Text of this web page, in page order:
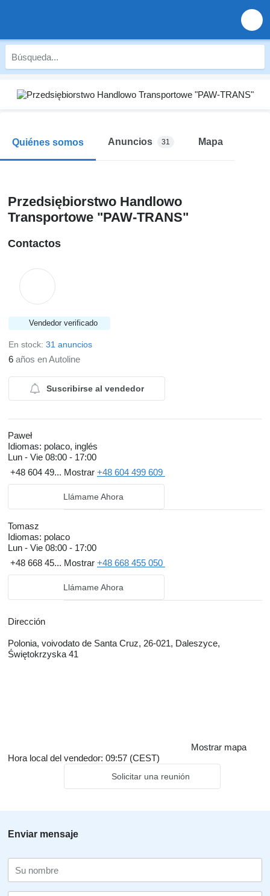
Quiénes somos Anuncios 31 Mapa
Przedsiębiorstwo Handlowo
Transportowe "PAW-TRANS"
Contactos
Vendedor verificado
En stock: 31 anuncios
6 años en Autoline
Suscribirse al vendedor
Paweł
Idiomas: polaco, inglés
Lun - Vie 08:00 - 17:00
+48 604 49... Mostrar +48 604 499 609
Llámame Ahora
Tomasz
Idiomas: polaco
Lun - Vie 08:00 - 17:00
+48 668 45... Mostrar +48 668 455 050
Llámame Ahora
Dirección
Polonia, voivodato de Santa Cruz, 26-021, Daleszyce,
Świętokrzyska 41
Mostrar mapa
Hora local del vendedor: 09:57 (CEST)
Solicitar una reunión
Enviar mensaje